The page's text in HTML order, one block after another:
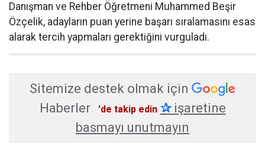
Danışman ve Rehber Öğretmeni Muhammed Beşir
Özçelik, adayların puan yerine başarı sıralamasını esas
alarak tercih yapmaları gerektiğini vurguladı.
Sitemize destek olmak için
Haberler
'de takip edin ✰işaretine
basmayı unutmayın